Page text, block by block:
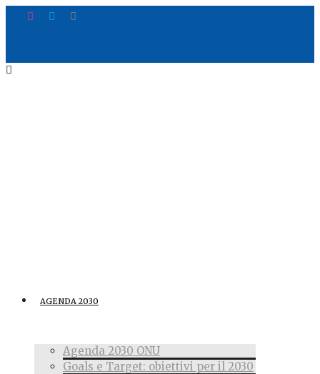
AGENDA 2030
Agenda 2030 ONU
Goals e Target: obiettivi per il 2030